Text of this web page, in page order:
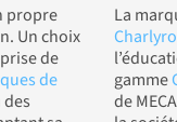
propre
Un choix
de
de
La
gamme
de